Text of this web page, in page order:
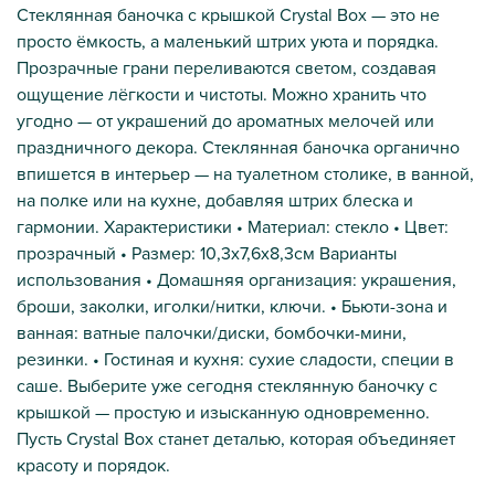
Стеклянная баночка с крышкой Crystal Box — это не
просто ёмкость, а маленький штрих уюта и порядка.
Прозрачные грани переливаются светом, создавая
ощущение лёгкости и чистоты. Можно хранить что
угодно — от украшений до ароматных мелочей или
праздничного декора. Стеклянная баночка органично
впишется в интерьер — на туалетном столике, в ванной,
на полке или на кухне, добавляя штрих блеска и
гармонии. Характеристики • Материал: стекло • Цвет:
прозрачный • Размер: 10,3х7,6х8,3см Варианты
использования • Домашняя организация: украшения,
броши, заколки, иголки/нитки, ключи. • Бьюти-зона и
ванная: ватные палочки/диски, бомбочки-мини,
резинки. • Гостиная и кухня: сухие сладости, специи в
саше. Выберите уже сегодня стеклянную баночку с
крышкой — простую и изысканную одновременно.
Пусть Crystal Box станет деталью, которая объединяет
красоту и порядок.